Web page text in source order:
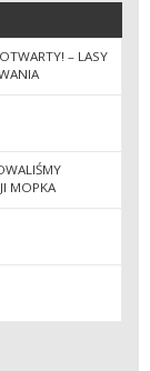
– LASY
MOPKA
„NOCNE